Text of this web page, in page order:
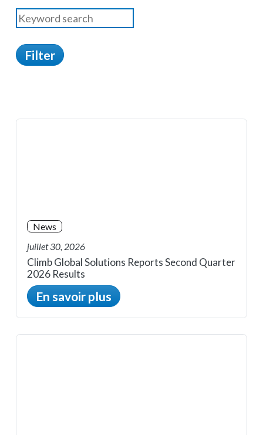
Filter
News
juillet 30, 2026
Climb Global Solutions Reports Second Quarter
2026 Results
En savoir plus